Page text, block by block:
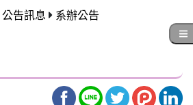
公告訊息 系辦公告